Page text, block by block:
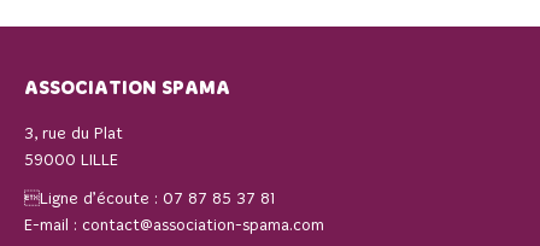
ASSOCIATION SPAMA
3, rue du Plat
59000 LILLE
Ligne d’écoute : 07 87 85 37 81
E-mail : contact@association-spama.com